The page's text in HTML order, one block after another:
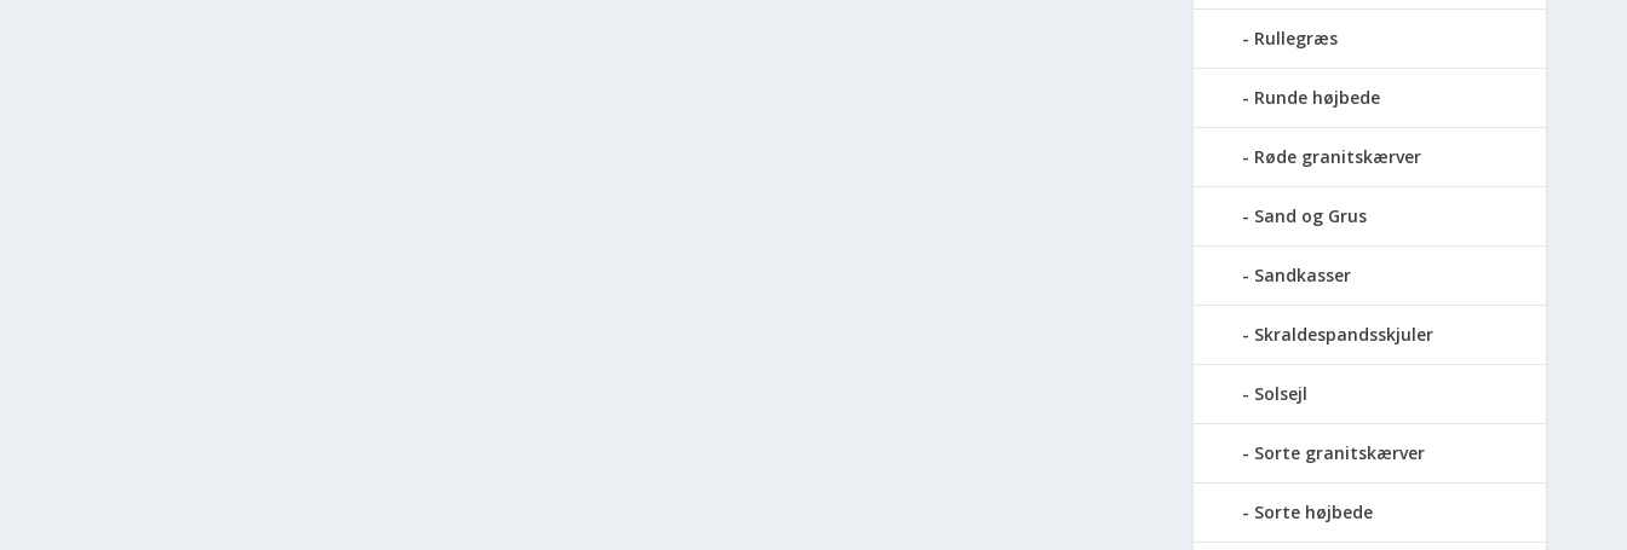
Rullegræs
Runde højbede
Røde granitskærver
Sand og Grus
Sandkasser
Skraldespandsskjuler
Solsejl
Sorte granitskærver
Sorte højbede